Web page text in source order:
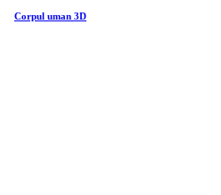
Corpul uman 3D